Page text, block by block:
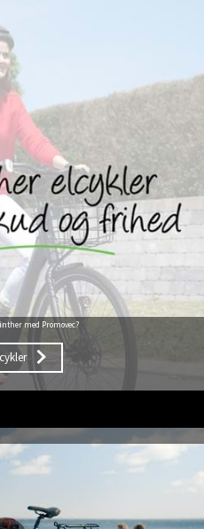
med Promovec?